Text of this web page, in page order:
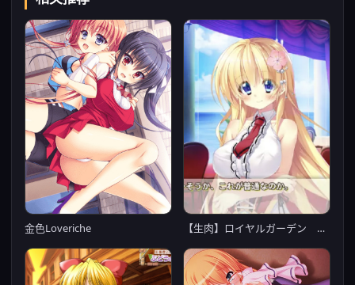
金色Loveriche 【生肉】ロイヤルガーデン ～乙女に恋する皇子の戯曲～